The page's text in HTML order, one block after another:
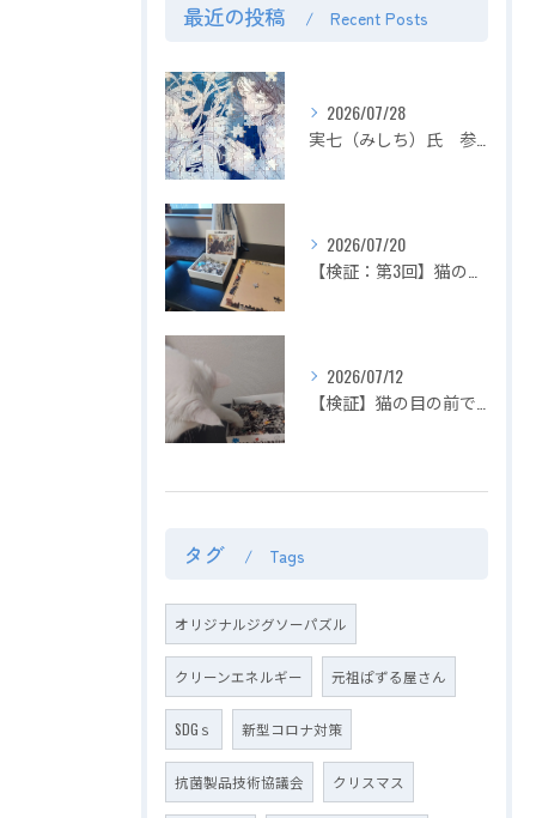
最近の投稿 Recent Posts
2026/07/28
実七（みしち）氏 参加展示会の紹介【２０２６年８月１日～ ZEROTEN 2026 -Aichi】
2026/07/20
【検証：第3回】猫の目の前でジグソーパズルは完成できるのか？〜2匹揃って大暴れ！パズル崩壊の危機を救った「まさかの救世主」〜
2026/07/12
【検証】猫の目の前でジグソーパズルは完成できるのか？〜容赦ない白猫マロの介入！ピースの仕分けから外枠完成までを死守せよ〜【第2回】
タグ Tags
オリジナルジグソーパズル
クリーンエネルギー 元祖ぱずる屋さん
SDGｓ 新型コロナ対策
抗菌製品技術協議会 クリスマス